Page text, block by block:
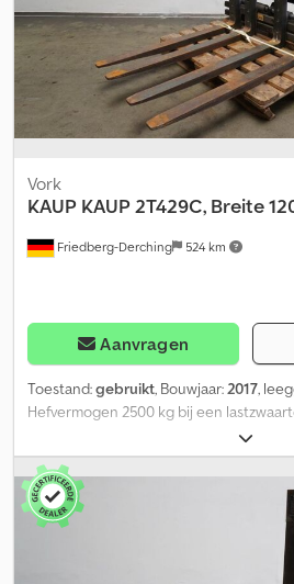
Friedberg-Derching 524 km
Vork
KAUP KAUP 2T429C, Breite
Aanvragen
Toestand:gebruikt, Bouwjaar:2017,
Hefvermogen 2500 kg bij een
vorkdoorsnede 80 x 50 mm, vorklengte:
1200 mm, openingsbereik: 560 - 1960
voorbouwmaat: 147 mm, eigen
KAUP 2T429C dubbele palletklem met
vorklengte 1150 mm, vorkdoorsnede
1960 mm, vorkdragerbreedte: 1200 mm,
lastzwaartepunt: 600 mm, eigen